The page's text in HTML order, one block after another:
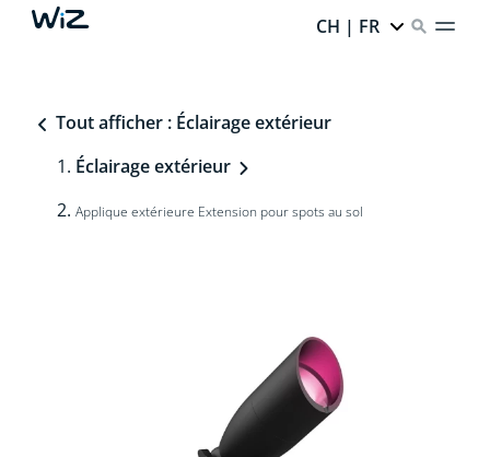
CH | FR
Tout afficher : Éclairage extérieur
Éclairage extérieur
Applique extérieure Extension pour spots au sol